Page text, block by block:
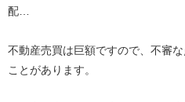
配…
不動産売買は巨額ですので、不審
ことがあります。